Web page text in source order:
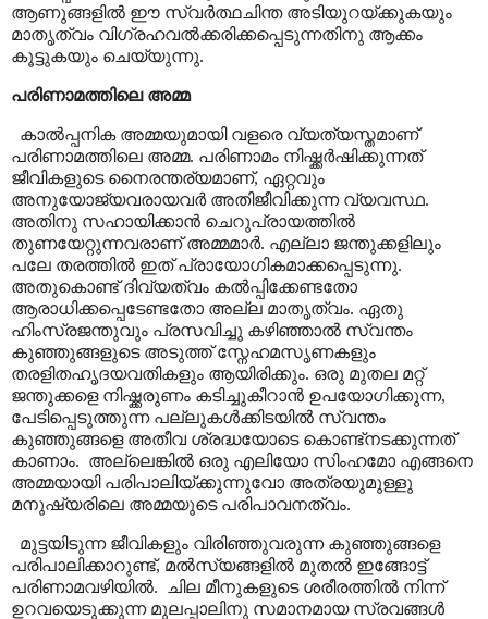
ആണുങ്ങളിൽ ഈ സ്വർത്ഥചിന്ത അടിയുറയ്ക്കുകയും
മാതൃത്വം വിഗ്രഹവൽക്കരിക്കപ്പെടുന്നതിനു ആക്കം
കൂട്ടുകയും ചെയ്യുന്നു.
പരിണാമത്തിലെ അമ്മ
കാൽപ്പനിക അമ്മയുമായി വളരെ വ്യത്യസ്തമാണ്
പരിണാമത്തിലെ അമ്മ. പരിണാമം നിഷ്ക്കർഷിക്കുന്നത്
ജീവികളുടെ നൈരന്തര്യമാണ്, ഏറ്റവും
അനുയോജ്യവരായവർ അതിജീവിക്കുന്ന വ്യവസ്ഥ.
അതിനു സഹായിക്കാൻ ചെറുപ്രായത്തിൽ
തുണയേറ്റുന്നവരാണ് അമ്മമാർ. എല്ലാ ജന്തുക്കളിലും
പലേ തരത്തിൽ ഇത് പ്രായോഗികമാക്കപ്പെടുന്നു.
അതുകൊണ്ട് ദിവ്യത്വം കൽപ്പിക്കേണ്ടതോ
ആരാധിക്കപ്പെടേണ്ടതോ അല്ല മാതൃത്വം. ഏതു
ഹിംസ്രജന്തുവും പ്രസവിച്ചു കഴിഞ്ഞാൽ സ്വന്തം
കുഞ്ഞുങ്ങളുടെ അടുത്ത് സ്നേഹമസൃണകളും
തരളിതഹൃദയവതികളും ആയിരിക്കും. ഒരു മുതല മറ്റ്
ജന്തുക്കളെ നിഷ്ക്കരുണം കടിച്ചുകീറാൻ ഉപയോഗിക്കുന്ന,
പേടിപ്പെടുത്തുന്ന പല്ലുകൾക്കിടയിൽ സ്വന്തം
കുഞ്ഞുങ്ങളെ അതീവ ശ്രദ്ധയോടെ കൊണ്ട്നടക്കുന്നത്
കാണാം. അല്ലെങ്കിൽ ഒരു എലിയോ സിംഹമോ എങ്ങനെ
അമ്മയായി പരിപാലിയ്ക്കുന്നുവോ അത്രയുമുള്ളു
മനുഷ്യരിലെ അമ്മയുടെ പരിപാവനത്വം.
മുട്ടയിടുന്ന ജീവികളും വിരിഞ്ഞുവരുന്ന കുഞ്ഞുങ്ങളെ
പരിപാലിക്കാറുണ്ട്, മൽസ്യങ്ങളിൽ മുതൽ ഇങ്ങോട്ട്
പരിണാമവഴിയിൽ.
ചില മീനുകളുടെ ശരീരത്തിൽ നിന്ന്
ഉറവയെടുക്കുന്ന മുലപ്പാലിനു സമാനമായ സ്രവങ്ങൾ